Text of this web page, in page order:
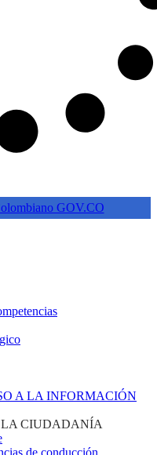
A LA INFORMACIÓN
LA CIUDADANÍA
de conducción